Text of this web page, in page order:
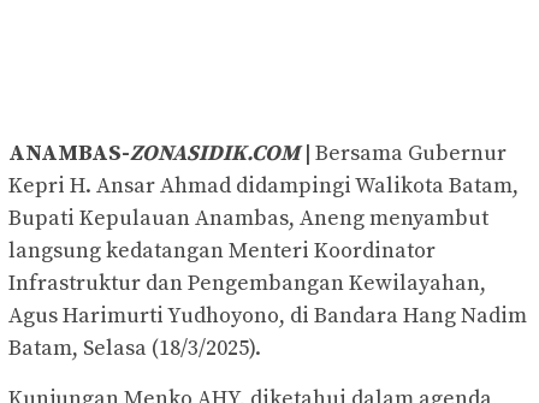
ANAMBAS-ZONASIDIK.COM| Bersama Gubernur
Kepri H. Ansar Ahmad didampingi Walikota Batam,
Bupati Kepulauan Anambas, Aneng menyambut
langsung kedatangan Menteri Koordinator
Infrastruktur dan Pengembangan Kewilayahan,
Agus Harimurti Yudhoyono, di Bandara Hang Nadim
Batam, Selasa (18/3/2025).